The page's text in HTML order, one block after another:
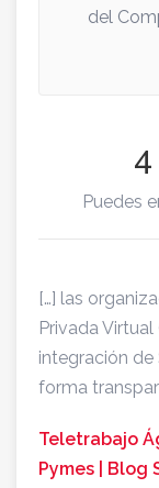
del
Puedes
[…] las
Privada
integración de
forma
Teletrabajo
Pymes | Blog